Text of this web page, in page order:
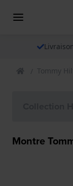
Tommy
Montre